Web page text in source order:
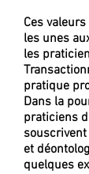
Ces
les unes
les
pratique
Dans la
praticiens
et
quelques